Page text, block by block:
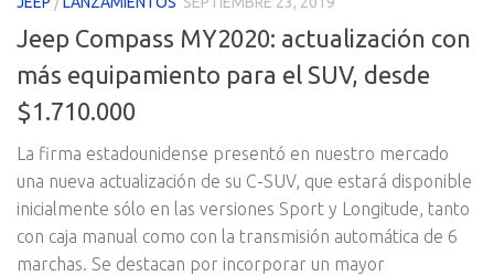
Jeep Compass MY2020: actualización con
más equipamiento para el SUV, desde
$1.710.000
La firma estadounidense presentó en nuestro mercado
una nueva actualización de su C-SUV, que estará disponible
inicialmente sólo en las versiones Sport y Longitude, tanto
con caja manual como con la transmisión automática de 6
marchas. Se destacan por incorporar un mayor